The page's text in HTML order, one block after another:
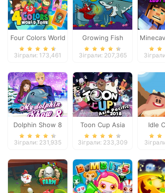
Four Colors World
Tour
Зіграли: 173,461
Growing Fish
Зіграли: 207,365
Dolphin Show 8
Зіграли: 231,935
Toon Cup Asia
Pacific 2018
Зіграли: 233,309
Idle